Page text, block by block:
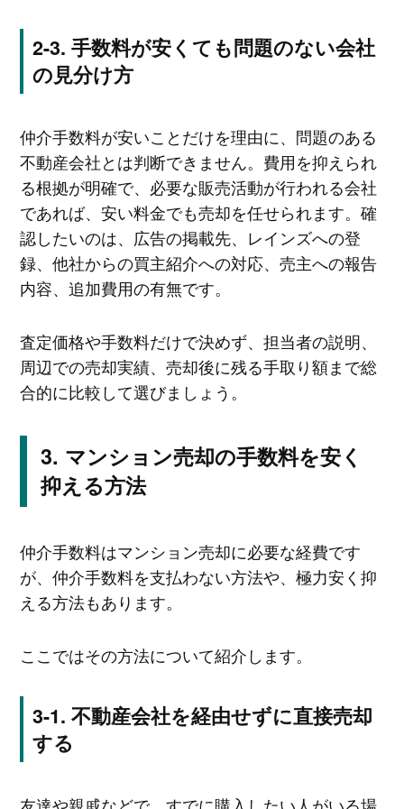
手数料が安くても問題のない会社
の見分け方
仲介手数料が安いことだけを理由に、問題のある
不動産会社とは判断できません。費用を抑えられ
る根拠が明確で、必要な販売活動が行われる会社
であれば、安い料金でも売却を任せられます。確
認したいのは、広告の掲載先、レインズへの登
録、他社からの買主紹介への対応、売主への報告
内容、追加費用の有無です。
査定価格や手数料だけで決めず、担当者の説明、
周辺での売却実績、売却後に残る手取り額まで総
合的に比較して選びましょう。
マンション売却の手数料を安く
抑える方法
仲介手数料はマンション売却に必要な経費です
が、仲介手数料を支払わない方法や、極力安く抑
える方法もあります。
ここではその方法について紹介します。
不動産会社を経由せずに直接売却
する